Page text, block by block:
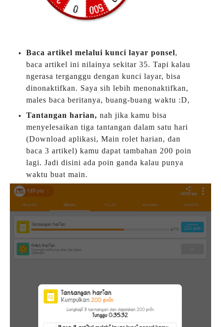
Baca artikel melalui kunci layar ponsel,
baca artikel ini nilainya sekitar 35. Tapi kalau
ngerasa terganggu dengan kunci layar, bisa
dinonaktifkan. Saya sih lebih menonaktifkan,
males baca beritanya, buang-buang waktu :D,
Tantangan harian, nah jika kamu bisa
menyelesaikan tiga tantangan dalam satu hari
(Download aplikasi, Main rolet harian, dan
baca 3 artikel) kamu dapat tambahan 200 poin
lagi. Jadi disini ada poin ganda kalau punya
waktu buat main.